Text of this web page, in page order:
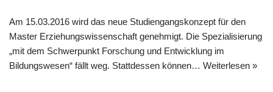
Am 15.03.2016 wird das neue Studiengangskonzept für den
Master Erziehungswissenschaft genehmigt. Die Spezialisierung
„mit dem Schwerpunkt Forschung und Entwicklung im
Bildungswesen“ fällt weg. Stattdessen können… Weiterlesen »